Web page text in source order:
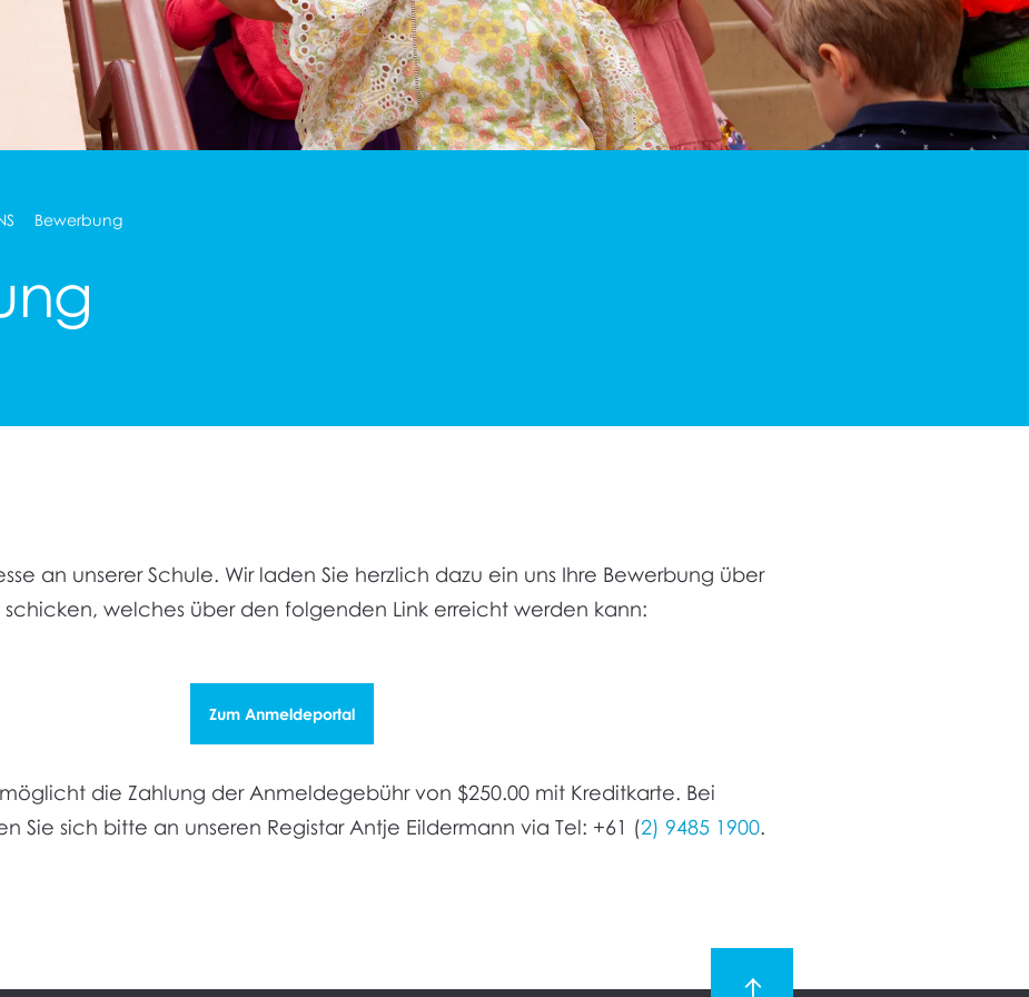
Bewerbung
an unserer Schule. Wir laden Sie herzlich dazu ein uns Ihre Bewerbung über
welches über den folgenden Link erreicht werden kann:
Zum Anmeldeportal
die Zahlung der Anmeldegebühr von $250.00 mit Kreditkarte. Bei
Sie sich bitte an unseren Registar Antje Eildermann via Tel: +61 (2) 9485 1900.